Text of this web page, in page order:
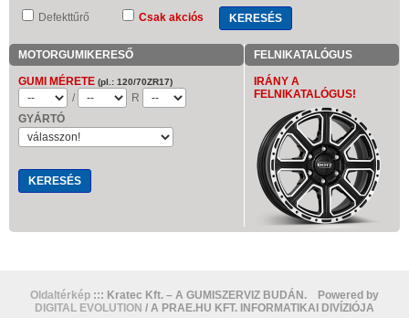
Defekttűrő Csak akciós
MOTORGUMIKERESŐ
GUMI MÉRETE (pl.: 120/70ZR17)
/
R
GYÁRTÓ
FELNIKATALÓGUS
IRÁNY A
FELNIKATALÓGUS!
Oldaltérkép ::: Kratec Kft. – A GUMISZERVIZ BUDÁN. Powered by
DIGITAL EVOLUTION / A PRAE.HU KFT. INFORMATIKAI DIVÍZIÓJA